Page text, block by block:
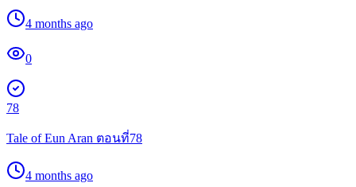
4 months ago
0
78
Tale of Eun Aran ตอนที่78
4 months ago